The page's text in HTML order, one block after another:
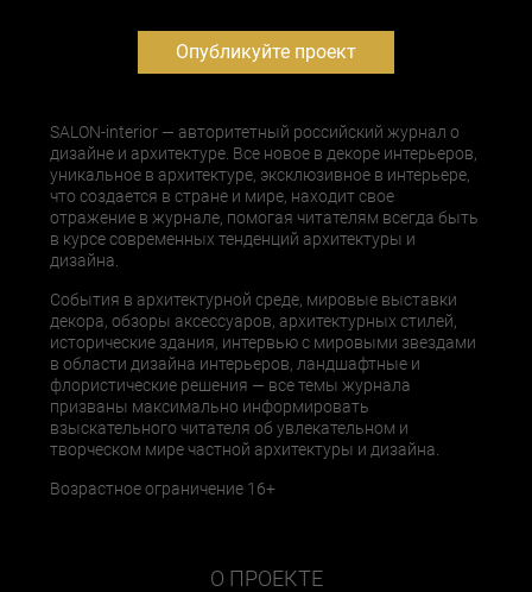
Опубликуйте проект
SALON-interior — авторитетный российский журнал о
дизайне и архитектуре. Все новое в декоре интерьеров,
уникальное в архитектуре, эксклюзивное в интерьере,
что создается в стране и мире, находит свое
отражение в журнале, помогая читателям всегда быть
в курсе современных тенденций архитектуры и
дизайна.
События в архитектурной среде, мировые выставки
декора, обзоры аксессуаров, архитектурных стилей,
исторические здания, интервью с мировыми звездами
в области дизайна интерьеров, ландшафтные и
флористические решения — все темы журнала
призваны максимально информировать
взыскательного читателя об увлекательном и
творческом мире частной архитектуры и дизайна.
Возрастное ограничение 16+
О ПРОЕКТЕ